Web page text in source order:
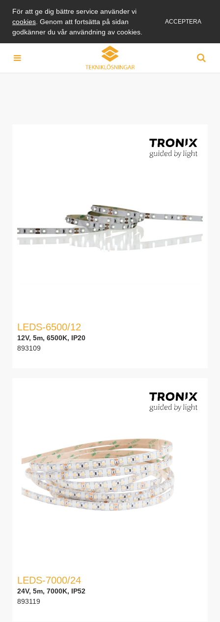
För att ge dig bättre service använder vi
cookies . Genom att fortsätta på sidan
godkänner du vår användning av cookies.
ACCEPTERA
LEDS-6500/12
12V, 5m, 6500K, IP20
893109
LEDS-7000/24
24V, 5m, 7000K, IP52
893119